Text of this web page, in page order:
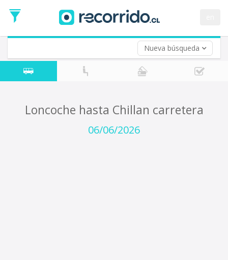
Nueva búsqueda
de
Ida
Vuelta (opcional)
Fecha
de
Loncoche hasta Chillan carretera
06/06/2026